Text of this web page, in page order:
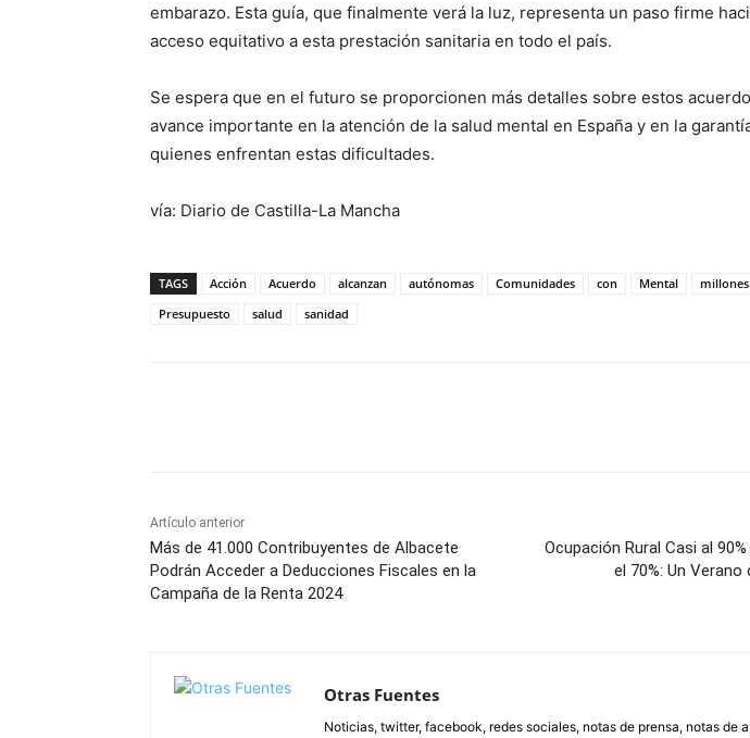
embarazo. Esta guía, que finalmente verá la luz, representa un paso firme
acceso equitativo a esta prestación sanitaria en todo el país.
Se espera que en el futuro se proporcionen más detalles sobre estos
avance importante en la atención de la salud mental en España y en la
quienes enfrentan estas dificultades.
vía: Diario de Castilla-La Mancha
TAGS Acción Acuerdo alcanzan autónomas Comunidades con Mental millones
Presupuesto
salud sanidad
Artículo anterior
Más de 41.000 Contribuyentes de Albacete
Podrán Acceder a Deducciones Fiscales en la
Campaña de la Renta 2024
Ocupación Rural Casi al
el 70%: Un
Otras Fuentes
Noticias, twitter, facebook, redes sociales, notas de prensa, notas de